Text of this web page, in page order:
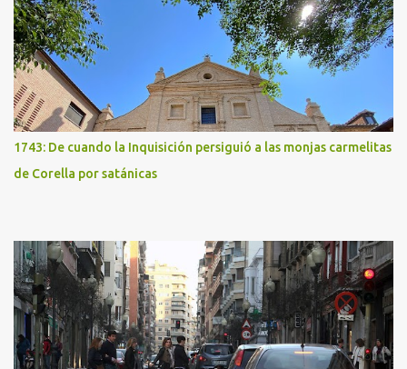
1743: De cuando la Inquisición persiguió a las monjas carmelitas
de Corella por satánicas